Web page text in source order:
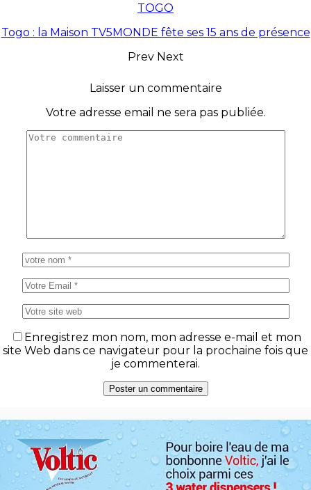
TOGO
Togo : la Maison TV5MONDE fête ses 15 ans de présence
Prev Next
Laisser un commentaire
Votre adresse email ne sera pas publiée.
Enregistrez mon nom, mon adresse e-mail et mon
site Web dans ce navigateur pour la prochaine fois que
je commenterai.